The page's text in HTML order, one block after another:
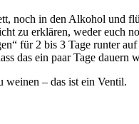
noch in den Alkohol und
zu erklären, weder euch
für 2 bis 3 Tage runter
das ein paar Tage
weinen – das ist ein Ventil.